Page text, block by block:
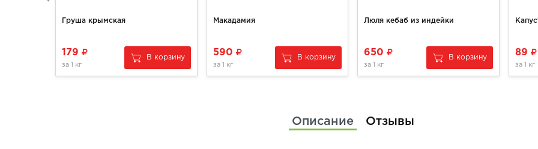
Груша крымская
179
за 1 кг
В корзину
Макадамия
590
за 1 кг
В корзину
Люля кебаб из индейки
650
за 1 кг
В корзину
89
за 1 кг
Описание Отзывы